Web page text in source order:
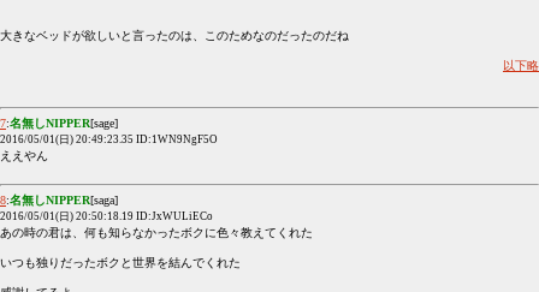
大きなベッドが欲しいと言ったのは、このためなのだったのだね
以下略
7:名無しNIPPER[sage]
2016/05/01(日) 20:49:23.35 ID:1WN9NgF5O
ええやん
8:名無しNIPPER[saga]
2016/05/01(日) 20:50:18.19 ID:JxWULiECo
あの時の君は、何も知らなかったボクに色々教えてくれた
いつも独りだったボクと世界を結んでくれた